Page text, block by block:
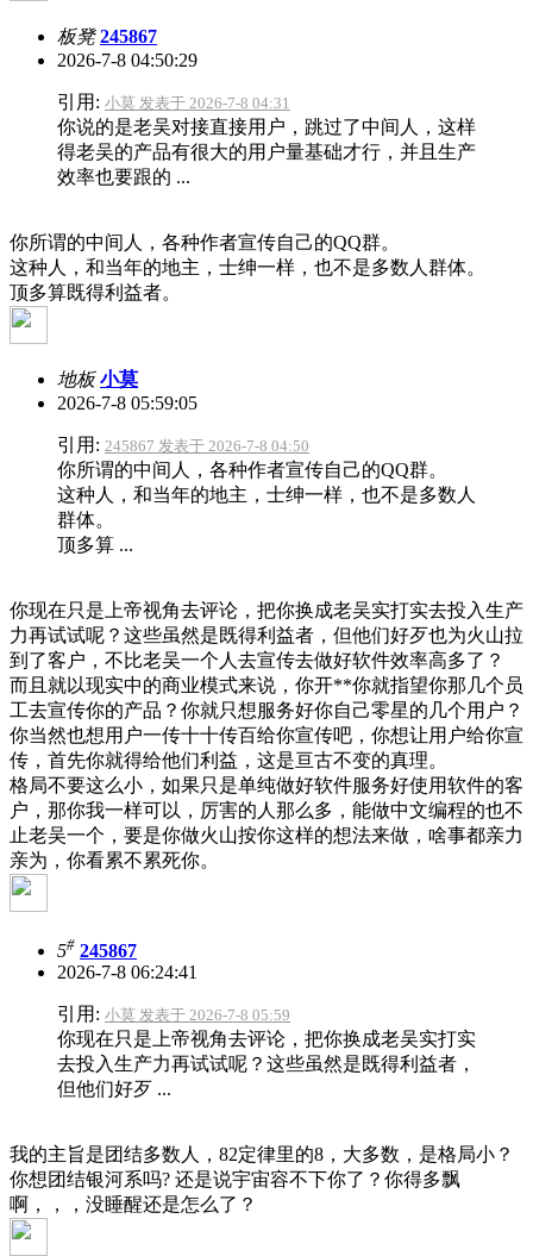
板凳 245867
2026-7-8 04:50:29
引用: 小莫 发表于 2026-7-8 04:31
你说的是老吴对接直接用户，跳过了中间人，这样
得老吴的产品有很大的用户量基础才行，并且生产
效率也要跟的 ...
你所谓的中间人，各种作者宣传自己的QQ群。
这种人，和当年的地主，士绅一样，也不是多数人群体。
顶多算既得利益者。
地板 小莫
2026-7-8 05:59:05
引用: 245867 发表于 2026-7-8 04:50
你所谓的中间人，各种作者宣传自己的QQ群。
这种人，和当年的地主，士绅一样，也不是多数人
群体。
顶多算 ...
你现在只是上帝视角去评论，把你换成老吴实打实去投入生产
力再试试呢？这些虽然是既得利益者，但他们好歹也为火山拉
到了客户，不比老吴一个人去宣传去做好软件效率高多了？
而且就以现实中的商业模式来说，你开**你就指望你那几个员
工去宣传你的产品？你就只想服务好你自己零星的几个用户？
你当然也想用户一传十十传百给你宣传吧，你想让用户给你宣
传，首先你就得给他们利益，这是亘古不变的真理。
格局不要这么小，如果只是单纯做好软件服务好使用软件的客
户，那你我一样可以，厉害的人那么多，能做中文编程的也不
止老吴一个，要是你做火山按你这样的想法来做，啥事都亲力
亲为，你看累不累死你。
5# 245867
2026-7-8 06:24:41
引用: 小莫 发表于 2026-7-8 05:59
你现在只是上帝视角去评论，把你换成老吴实打实
去投入生产力再试试呢？这些虽然是既得利益者，
但他们好歹 ...
我的主旨是团结多数人，82定律里的8，大多数，是格局小？
你想团结银河系吗? 还是说宇宙容不下你了？你得多飘
啊，，，没睡醒还是怎么了？